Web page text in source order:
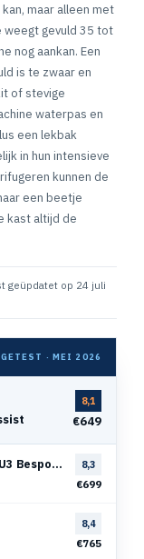
maar alleen met
weegt gevuld 35 tot
nog aankan. Een
is te zwaar en
of stevige
waterpas en
een lekbak
in hun intensieve
kunnen de
een beetje
kast altijd de
geüpdatet op 24 juli
GETEST · MEI 2026
8,1
€649
Samsung WW11DB7B34GBU3 Bespoke Super Speed 8,3
€699
8,4
€765